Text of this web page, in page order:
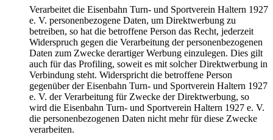
Verarbeitet die Eisenbahn Turn- und Sportverein Haltern 1927
e. V. personenbezogene Daten, um Direktwerbung zu
betreiben, so hat die betroffene Person das Recht, jederzeit
Widerspruch gegen die Verarbeitung der personenbezogenen
Daten zum Zwecke derartiger Werbung einzulegen. Dies gilt
auch für das Profiling, soweit es mit solcher Direktwerbung in
Verbindung steht. Widerspricht die betroffene Person
gegenüber der Eisenbahn Turn- und Sportverein Haltern 1927
e. V. der Verarbeitung für Zwecke der Direktwerbung, so
wird die Eisenbahn Turn- und Sportverein Haltern 1927 e. V.
die personenbezogenen Daten nicht mehr für diese Zwecke
verarbeiten.